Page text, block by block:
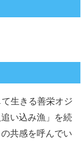
生きる善栄オジ
い込み漁」を続
共感を呼んでい